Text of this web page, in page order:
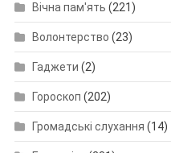
Вічна пам'ять (221)
Волонтерство (23)
Гаджети (2)
Гороскоп (202)
Громадські слухання (14)